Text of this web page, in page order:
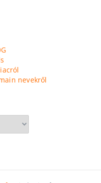
nevekről